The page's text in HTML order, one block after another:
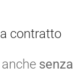
contratto
senza